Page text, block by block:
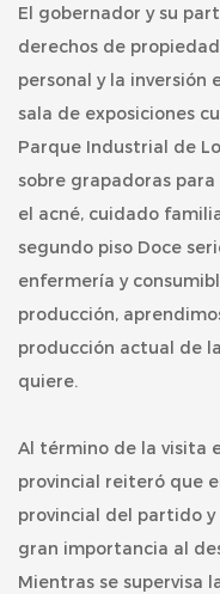
El gobernador y su
derechos de
personal y la inversión
sala de exposiciones
Parque Industrial de
sobre grapadoras
el acné, cuidado
segundo piso Doce
enfermería y
producción,
producción actual de
quiere.
Al término de la visita
provincial reiteró que
provincial del partido
gran importancia al
Mientras se supervisa